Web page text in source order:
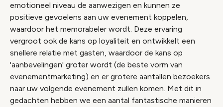
emotioneel niveau de aanwezigen en kunnen ze
positieve gevoelens aan uw evenement koppelen,
waardoor het memorabeler wordt. Deze ervaring
vergroot ook de kans op loyaliteit en ontwikkelt een
snellere relatie met gasten, waardoor de kans op
'aanbevelingen' groter wordt (de beste vorm van
evenementmarketing) en er grotere aantallen bezoekers
naar uw volgende evenement zullen komen. Met dit in
gedachten hebben we een aantal fantastische manieren